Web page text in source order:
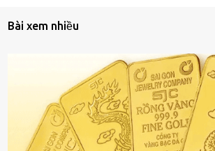
Bài xem nhiều